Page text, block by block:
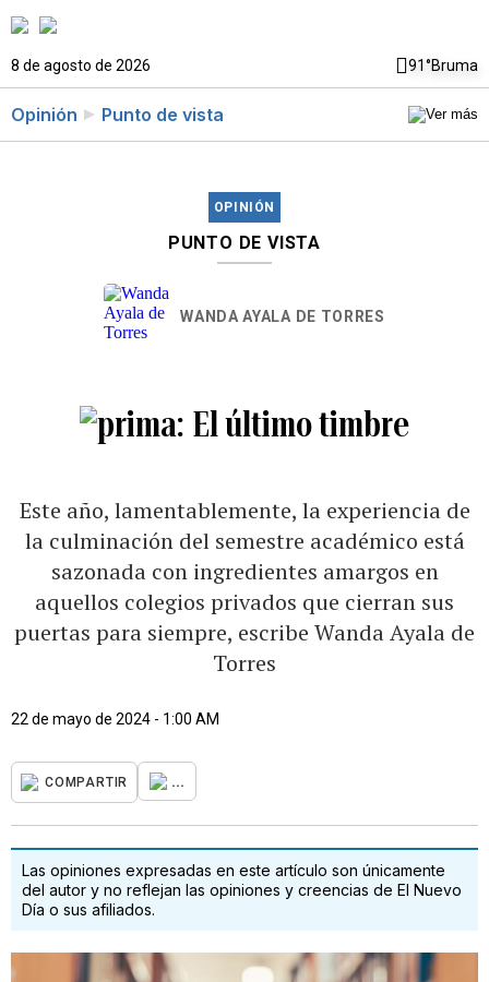
8 de agosto de 2026 91°Bruma
Opinión Punto de vista
OPINIÓN
PUNTO DE VISTA
WANDA AYALA DE TORRES
El último timbre
Este año, lamentablemente, la experiencia de
la culminación del semestre académico está
sazonada con ingredientes amargos en
aquellos colegios privados que cierran sus
puertas para siempre, escribe Wanda Ayala de
Torres
22 de mayo de 2024 - 1:00 AM
COMPARTIR ...
Las opiniones expresadas en este artículo son únicamente
del autor y no reflejan las opiniones y creencias de El Nuevo
Día o sus afiliados.